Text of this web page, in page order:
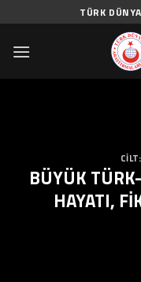
to
content
TÜRK
BÜYÜK
HAYATI,